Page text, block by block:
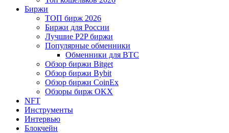
Биржи
ТОП бирж 2026
Биржи для России
Лучшие P2P биржи
Популярные обменники
Обменники для BTC
Обзор биржи Bitget
Обзор биржи Bybit
Обзор биржи CoinEx
Обзоры бирж OKX
NFT
Инструменты
Интервью
Блокчейн